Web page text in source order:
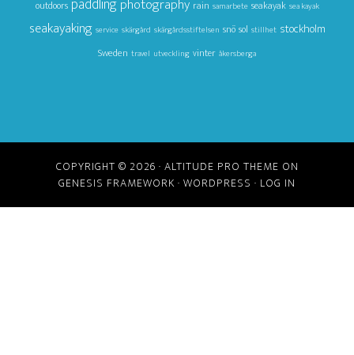
outdoors photography rain samarbete seakayak sea kayak
seakayaking service skärgård skärgårdsstiftelsen snö sol stillhet stockholm
Sweden travel utveckling vinter åkersberga
COPYRIGHT © 2026 · ALTITUDE PRO THEME ON
GENESIS FRAMEWORK · WORDPRESS · LOG IN